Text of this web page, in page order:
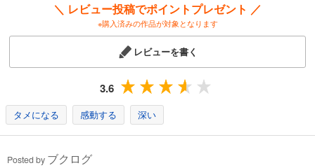
＼ レビュー投稿でポイントプレゼント ／
※購入済みの作品が対象となります
レビューを書く
3.6
タメになる 感動する 深い
Posted by ブクログ